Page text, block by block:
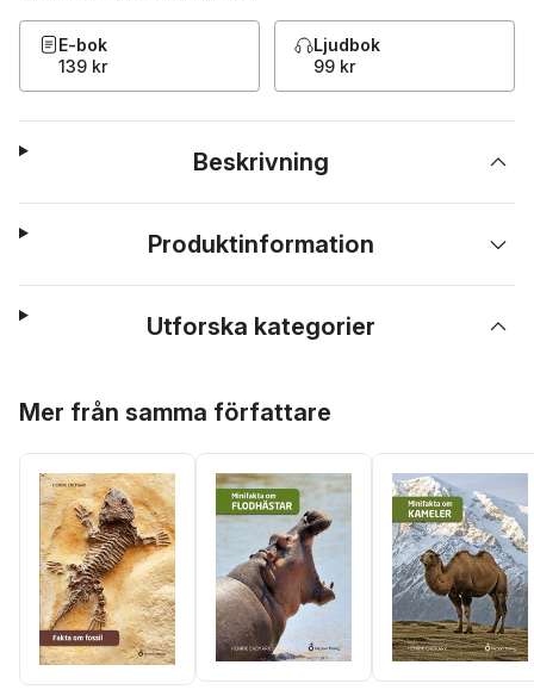
E-bok
139 kr
Ljudbok
99 kr
Beskrivning
Produktinformation
Utforska kategorier
Mer från samma författare